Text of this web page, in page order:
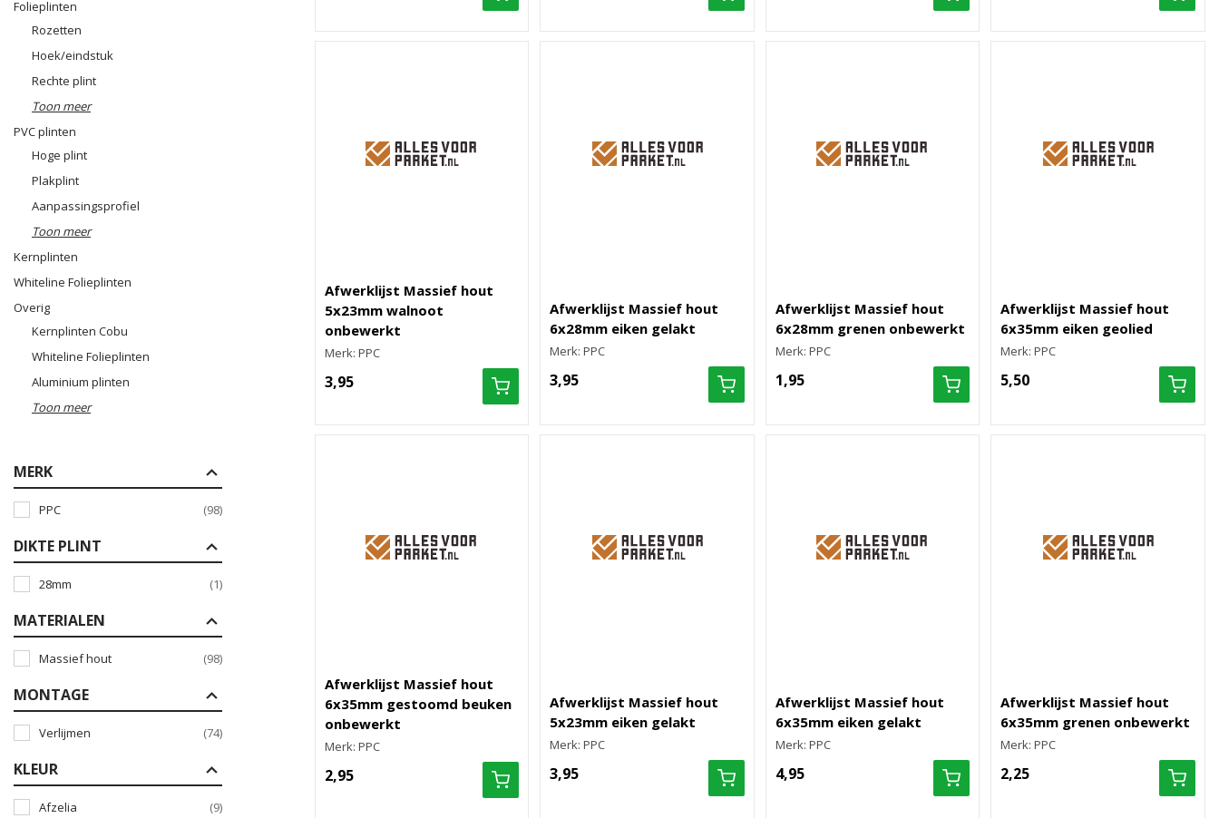
Folieplinten
Rozetten
Hoek/eindstuk
Rechte plint
Toon meer
PVC plinten
Hoge plint
Plakplint
Aanpassingsprofiel
Toon meer
Kernplinten
Whiteline Folieplinten
Overig
Kernplinten Cobu
Whiteline Folieplinten
Aluminium plinten
Toon meer
MERK
PPC (98)
DIKTE PLINT
28mm (1)
MATERIALEN
Massief hout (98)
MONTAGE
Verlijmen (74)
KLEUR
Afzelia
(9)
Afwerklijst Massief hout
5x23mm walnoot
onbewerkt
Merk: PPC
3,95
Afwerklijst Massief hout
6x28mm eiken gelakt
Merk: PPC
3,95
Afwerklijst Massief hout
6x28mm grenen onbewerkt
Merk: PPC
1,95
Afwerklijst Massief hout
6x35mm eiken geolied
Merk: PPC
5,50
Afwerklijst Massief hout
6x35mm gestoomd beuken
onbewerkt
Merk: PPC
2,95
Afwerklijst Massief hout
5x23mm eiken gelakt
Merk: PPC
3,95
Afwerklijst Massief hout
6x35mm eiken gelakt
Merk: PPC
4,95
Afwerklijst Massief hout
6x35mm grenen onbewerkt
Merk: PPC
2,25